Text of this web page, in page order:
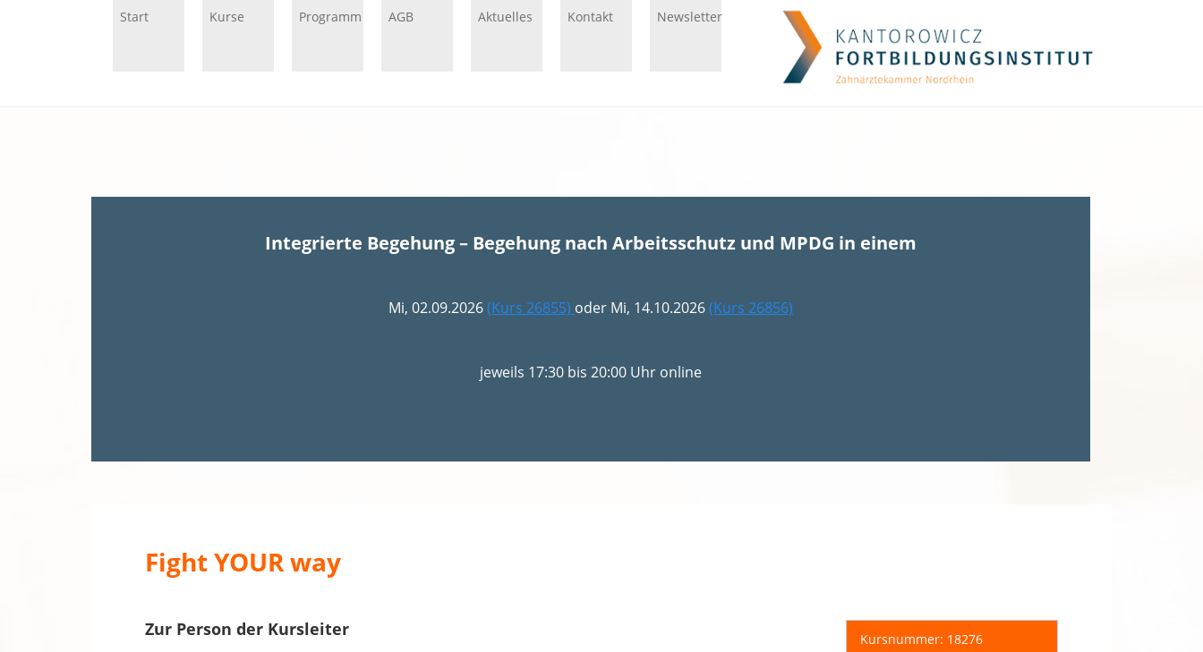
Start Kurse Programm AGB Aktuelles Kontakt Newsletter
Integrierte Begehung – Begehung nach Arbeitsschutz und MPDG in einem
Mi, 02.09.2026(Kurs 26855) oder Mi, 14.10.2026(Kurs 26856)
jeweils 17:30 bis 20:00 Uhr online
Fight YOUR way
Zur Person der Kursleiter Kursnummer: 18276